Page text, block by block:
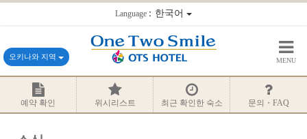
Language：한국어
오키나와 지역 MENU
예약 확인 위시리스트 최근 확인한 숙소 문의・FAQ